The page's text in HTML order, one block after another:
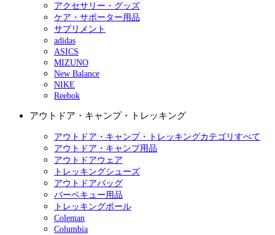
アクセサリー・グッズ
ケア・サポーター用品
サプリメント
adidas
ASICS
MIZUNO
New Balance
NIKE
Reebok
アウトドア・キャンプ・トレッキング
アウトドア・キャンプ・トレッキングカテゴリすべて
アウトドア・キャンプ用品
アウトドアウェア
トレッキングシューズ
アウトドアバッグ
バーベキュー用品
トレッキングポール
Coleman
Columbia